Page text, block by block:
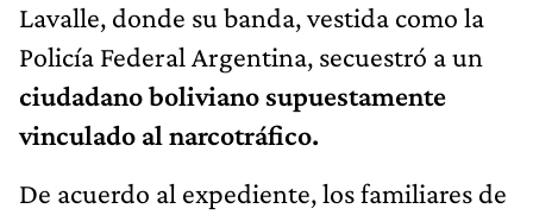
Lavalle, donde su banda, vestida como la
Policía Federal Argentina, secuestró a un
ciudadano boliviano supuestamente
vinculado al narcotráfico.
De acuerdo al expediente, los familiares de